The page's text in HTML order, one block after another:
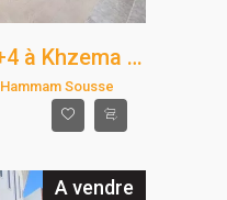
À vendre duplex s+4 à Khzema Sousse
Hammam Sousse
A vendre